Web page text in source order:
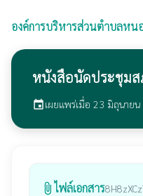
องค์การบริหารส่วนตำบลหน
หนังสือนัดประชุม
eventเผยแพร่เมื่อ 23 มิถุนาย
attach_file ไฟล์เอกสาร